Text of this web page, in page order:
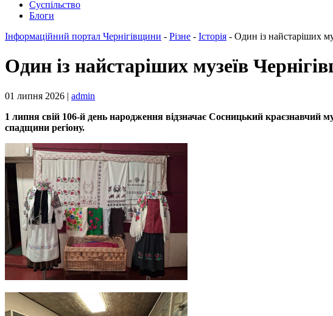
Суспільство
Блоги
Інформаційний портал Чернігівщини - Різне - Історія - Один із найстаріших
Один із найстаріших музеїв
01 липня 2026 | admin
1 липня свій 106-й день народження відзначає Сосницький краєзнавчий
спадщини регіону.